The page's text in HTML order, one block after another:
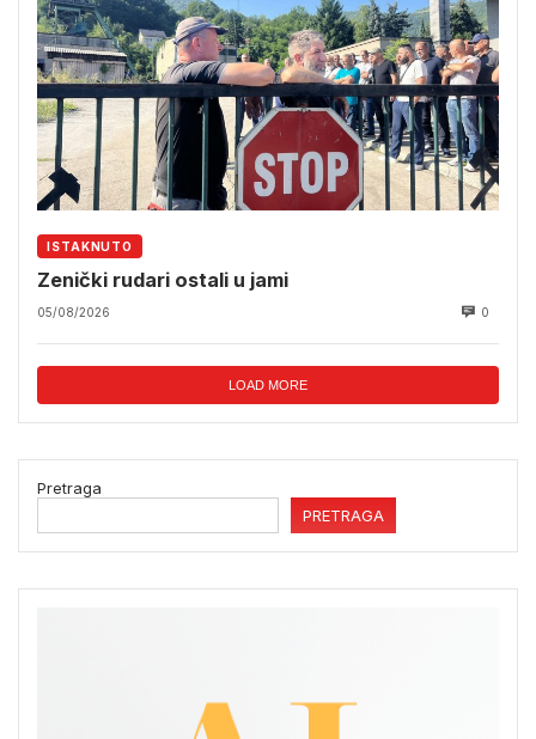
ISTAKNUTO
Zenički rudari ostali u jami
05/08/2026 0
LOAD MORE
Pretraga
PRETRAGA